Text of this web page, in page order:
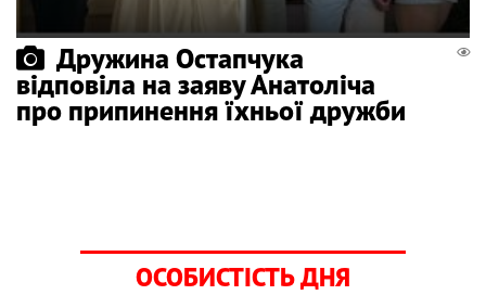
Дружина Остапчука
відповіла на заяву Анатоліча
про припинення їхньої дружби
ОСОБИСТІСТЬ ДНЯ